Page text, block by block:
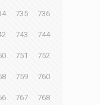
735 736
743 744
751 752
759 760
767 768